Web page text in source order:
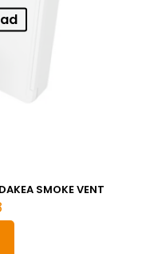
SMOKE VENT